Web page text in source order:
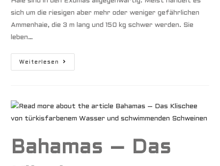
sich um die riesigen aber mehr oder weniger gefährlichen
Ammenhaie, die 3 m lang und 150 kg schwer werden. Sie
leben…
Weiterlesen Haie
Bahamas – Das